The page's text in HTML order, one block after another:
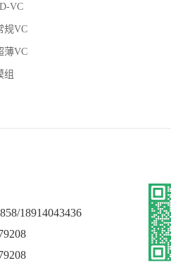
VC
规VC
薄VC
组
18914043436